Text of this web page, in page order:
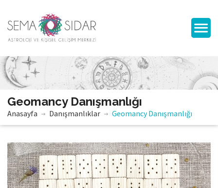
Geomancy Danışmanlığı
Anasayfa Danışmanlıklar Geomancy Danışmanlığı